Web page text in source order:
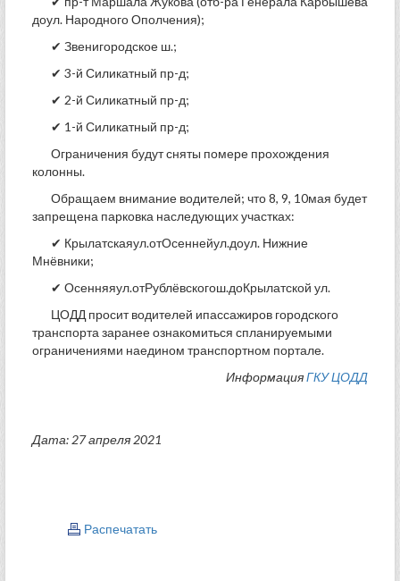
доул. Народного Ополчения);
✔ Звенигородское ш.;
✔ 3-й Силикатный пр-д;
✔ 2-й Силикатный пр-д;
✔ 1-й Силикатный пр-д;
Ограничения будут сняты помере прохождения
колонны.
Обращаем внимание водителей; что 8, 9, 10мая будет
запрещена парковка наследующих участках:
✔ Крылатскаяул.отОсеннейул.доул. Нижние
Мнёвники;
✔ Осенняяул.отРублёвскогош.доКрылатской ул.
ЦОДД просит водителей ипассажиров городского
транспорта заранее ознакомиться спланируемыми
ограничениями наедином транспортном портале.
ИнформацияГКУ ЦОДД
Дата: 27 апреля 2021
Распечатать